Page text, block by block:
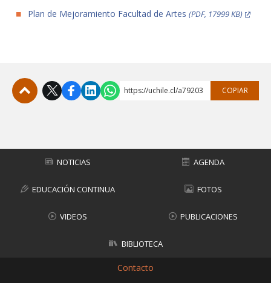
Plan de Mejoramiento Facultad de Artes (PDF, 17999 KB)
https://uchile.cl/a79203 COPIAR
NOTICIAS AGENDA
EDUCACIÓN CONTINUA FOTOS
VIDEOS PUBLICACIONES
BIBLIOTECA
Contacto